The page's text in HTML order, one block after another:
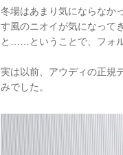
冬場はあまり気にならなか
す風のニオイが気になって
と……ということで、フォ
実は以前、アウディの正規
みでした。